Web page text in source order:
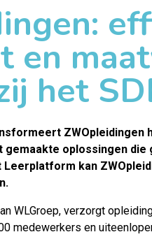
het
ZWOpleidingen
gemaakte oplossingen
kan
WLGroep, verzorgt
medewerkers en